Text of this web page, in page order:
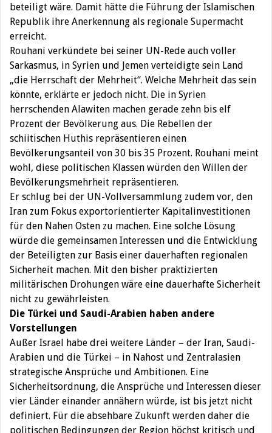
beteiligt wäre. Damit hätte die Führung der Islamischen
Republik ihre Anerkennung als regionale Supermacht
erreicht.
Rouhani verkündete bei seiner UN-Rede auch voller
Sarkasmus, in Syrien und Jemen verteidigte sein Land
„die Herrschaft der Mehrheit“. Welche Mehrheit das sein
könnte, erklärte er jedoch nicht. Die in Syrien
herrschenden Alawiten machen gerade zehn bis elf
Prozent der Bevölkerung aus. Die Rebellen der
schiitischen Huthis repräsentieren einen
Bevölkerungsanteil von 30 bis 35 Prozent. Rouhani meint
wohl, diese politischen Klassen würden den Willen der
Bevölkerungsmehrheit repräsentieren.
Er schlug bei der UN-Vollversammlung zudem vor, den
Iran zum Fokus exportorientierter Kapitalinvestitionen
für den Nahen Osten zu machen. Eine solche Lösung
würde die gemeinsamen Interessen und die Entwicklung
der Beteiligten zur Basis einer dauerhaften regionalen
Sicherheit machen. Mit den bisher praktizierten
militärischen Drohungen wäre eine dauerhafte Sicherheit
nicht zu gewährleisten.
Die Türkei und Saudi-Arabien haben andere
Vorstellungen
Außer Israel habe drei weitere Länder – der Iran, Saudi-
Arabien und die Türkei – in Nahost und Zentralasien
strategische Ansprüche und Ambitionen. Eine
Sicherheitsordnung, die Ansprüche und Interessen dieser
vier Länder einander annähern würde, ist bis jetzt nicht
definiert. Für die absehbare Zukunft werden daher die
politischen Bedingungen der Region höchst kritisch und